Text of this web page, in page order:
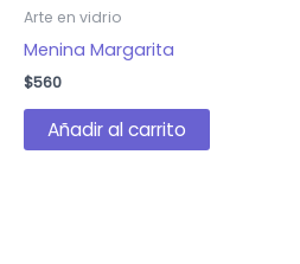
Arte en vidrio
Menina Margarita
$560
Añadir al carrito